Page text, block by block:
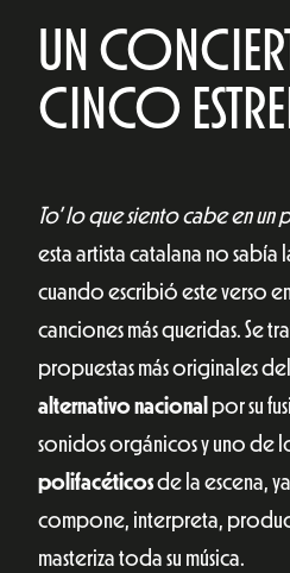
UN
CINCO
To’ lo que siento cabe en un
esta artista catalana no sabía
cuando escribió este verso
canciones más queridas. Se
propuestas más originales
alternativo nacional por su
sonidos orgánicos y uno de
polifacéticosde la escena,
compone, interpreta,
masteriza toda su música.